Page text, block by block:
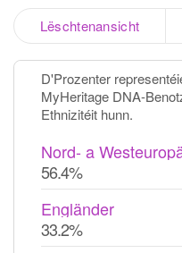
Lëschtenansicht
D'Prozenter
MyHeritage DNA-
Ethnizitéit hunn.
Nord- a
56.4%
Engländer
33.2%